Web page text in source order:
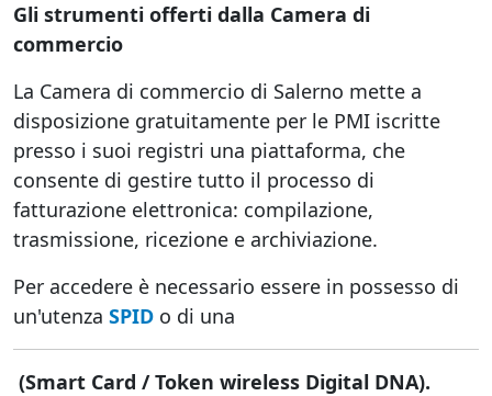
Gli strumenti offerti dalla Camera di
commercio
La Camera di commercio di Salerno mette a
disposizione gratuitamente per le PMI iscritte
presso i suoi registri una piattaforma, che
consente di gestire tutto il processo di
fatturazione elettronica: compilazione,
trasmissione, ricezione e archiviazione.
Per accedere è necessario essere in possesso di
un'utenza SPID o di una
(Smart Card / Token wireless Digital DNA).